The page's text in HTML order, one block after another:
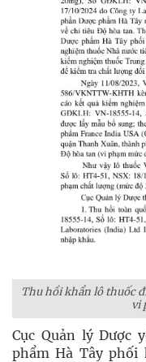
Thu hồi khẩn lô thuốc
vi
Cục Quản lý Dược
phẩm Hà Tây phối